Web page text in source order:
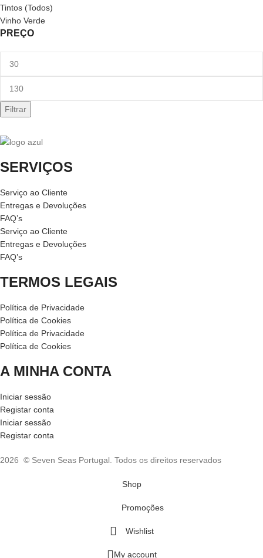
Tintos (Todos)
Vinho Verde
PREÇO
Filtrar
SERVIÇOS
Serviço ao Cliente
Entregas e Devoluções
FAQ’s
Serviço ao Cliente
Entregas e Devoluções
FAQ’s
TERMOS LEGAIS
Política de Privacidade
Política de Cookies
Política de Privacidade
Política de Cookies
A MINHA CONTA
Iniciar sessão
Registar conta
Iniciar sessão
Registar conta
2026 © Seven Seas Portugal. Todos os direitos reservados
Shop
Promoções
Wishlist
My account